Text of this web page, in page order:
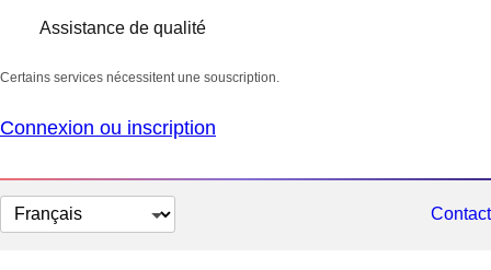
Assistance de qualité
Certains services nécessitent une souscription.
Connexion ou inscription
Changer
la
Contact